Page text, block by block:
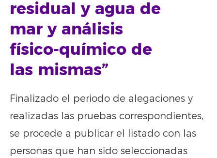
residual y agua de
mar y análisis
físico-químico de
las mismas”
Finalizado el periodo de alegaciones y
realizadas las pruebas correspondientes,
se procede a publicar el listado con las
personas que han sido seleccionadas